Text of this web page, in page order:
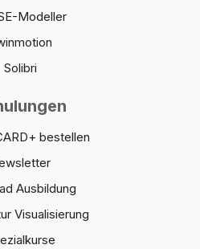
Modeller
Solibri
bestellen
Ausbildung
Visualisierung